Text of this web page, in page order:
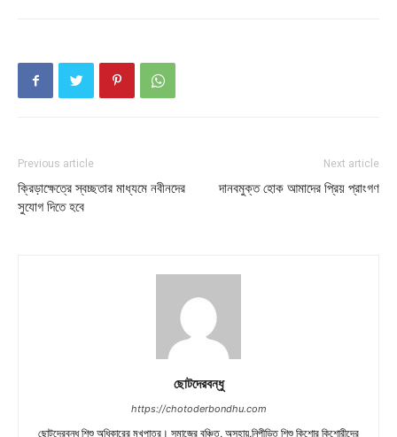
Previous article
ক্রিড়াক্ষেত্রে স্বচ্ছতার মাধ্যমে নবীনদের
সুযোগ দিতে হবে
Next article
দানবমুক্ত হোক আমাদের প্রিয় প্রাংগণ
ছোটদেরবন্ধু
https://chotoderbondhu.com
ছোটদেরবন্ধু শিশু অধিকারের মুখপাত্র। সমাজের বঞ্চিত, অসহায়,নিপীড়িত শিশু কিশোর কিশোরীদের